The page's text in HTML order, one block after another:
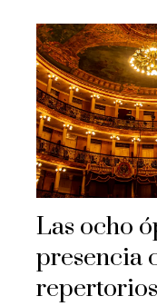
Las ocho
presencia